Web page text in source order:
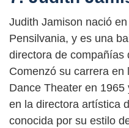
Judith Jamison nació
Pensilvania, y es una
directora de compañías
Comenzó su carrera en
Dance Theater en
en la directora artística
conocida por su estilo